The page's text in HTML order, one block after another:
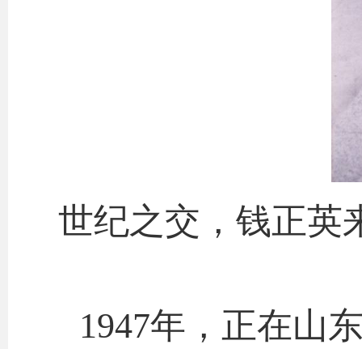
世纪之交，钱正英
1947年，正在山